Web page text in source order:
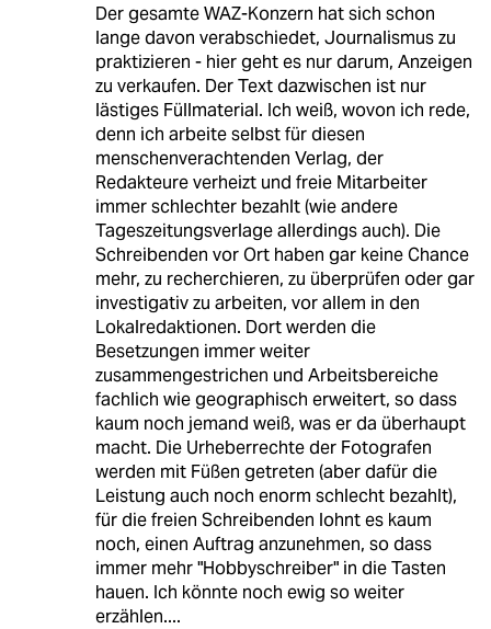
Der gesamte WAZ-Konzern hat sich schon
lange davon verabschiedet, Journalismus zu
praktizieren - hier geht es nur darum, Anzeigen
zu verkaufen. Der Text dazwischen ist nur
lästiges Füllmaterial. Ich weiß, wovon ich rede,
denn ich arbeite selbst für diesen
menschenverachtenden Verlag, der
Redakteure verheizt und freie Mitarbeiter
immer schlechter bezahlt (wie andere
Tageszeitungsverlage allerdings auch). Die
Schreibenden vor Ort haben gar keine Chance
mehr, zu recherchieren, zu überprüfen oder gar
investigativ zu arbeiten, vor allem in den
Lokalredaktionen. Dort werden die
Besetzungen immer weiter
zusammengestrichen und Arbeitsbereiche
fachlich wie geographisch erweitert, so dass
kaum noch jemand weiß, was er da überhaupt
macht. Die Urheberrechte der Fotografen
werden mit Füßen getreten (aber dafür die
Leistung auch noch enorm schlecht bezahlt),
für die freien Schreibenden lohnt es kaum
noch, einen Auftrag anzunehmen, so dass
immer mehr "Hobbyschreiber" in die Tasten
hauen. Ich könnte noch ewig so weiter
erzählen....